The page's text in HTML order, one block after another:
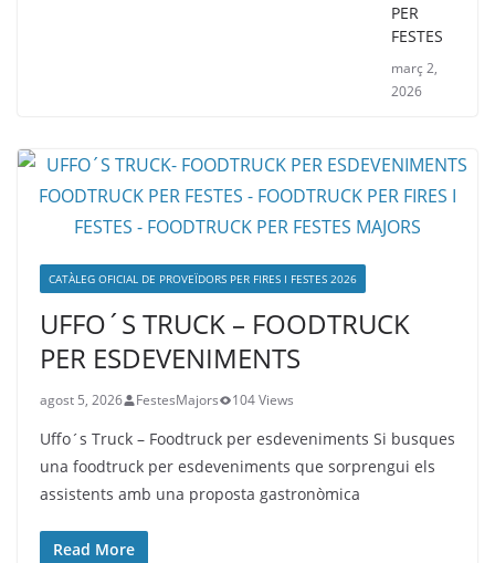
PER
FESTES
març 2,
2026
CATÀLEG OFICIAL DE PROVEÏDORS PER FIRES I FESTES 2026
UFFO´S TRUCK – FOODTRUCK
PER ESDEVENIMENTS
agost 5, 2026 FestesMajors 104 Views
Uffo´s Truck – Foodtruck per esdeveniments Si busques
una foodtruck per esdeveniments que sorprengui els
assistents amb una proposta gastronòmica
Read More